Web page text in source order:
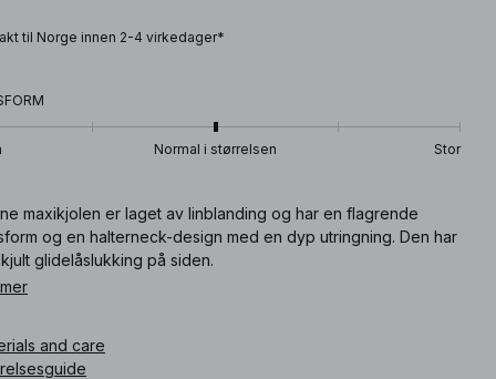
til Norge innen 2-4 virkedager*
Normal i størrelsen Stor
maxikjolen er laget av linblanding og har en flagrende
og en halterneck-design med en dyp utringning. Den har
glidelåslukking på siden.
and care